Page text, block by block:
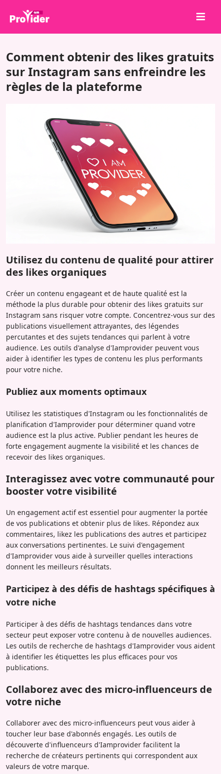
À propos de nous
Se connecter
Comment obtenir des likes gratuits
sur Instagram sans enfreindre les
règles de la plateforme
Utilisez du contenu de qualité pour attirer
des likes organiques
Créer un contenu engageant et de haute qualité est la
méthode la plus durable pour obtenir des likes gratuits sur
Instagram sans risquer votre compte. Concentrez-vous sur des
publications visuellement attrayantes, des légendes
percutantes et des sujets tendances qui parlent à votre
audience. Les outils d'analyse d'Iamprovider peuvent vous
aider à identifier les types de contenu les plus performants
pour votre niche.
Publiez aux moments optimaux
Utilisez les statistiques d'Instagram ou les fonctionnalités de
planification d'Iamprovider pour déterminer quand votre
audience est la plus active. Publier pendant les heures de
forte engagement augmente la visibilité et les chances de
recevoir des likes organiques.
Interagissez avec votre communauté pour
booster votre visibilité
Un engagement actif est essentiel pour augmenter la portée
de vos publications et obtenir plus de likes. Répondez aux
commentaires, likez les publications des autres et participez
aux conversations pertinentes. Le suivi d'engagement
d'Iamprovider vous aide à surveiller quelles interactions
donnent les meilleurs résultats.
Participez à des défis de hashtags spécifiques à
votre niche
Participer à des défis de hashtags tendances dans votre
secteur peut exposer votre contenu à de nouvelles audiences.
Les outils de recherche de hashtags d'Iamprovider vous aident
à identifier les étiquettes les plus efficaces pour vos
publications.
Collaborez avec des micro-influenceurs de
votre niche
Collaborer avec des micro-influenceurs peut vous aider à
toucher leur base d'abonnés engagés. Les outils de
découverte d'influenceurs d'Iamprovider facilitent la
recherche de créateurs pertinents qui correspondent aux
valeurs de votre marque.